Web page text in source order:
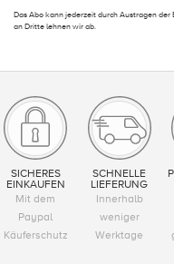
Das Abo kann jederzeit durch Austragen
an Dritte lehnen wir ab.
SICHERES
EINKAUFEN
Mit dem
Paypal
Käuferschutz
SCHNELLE
LIEFERUNG
Innerhalb
weniger
Werktage